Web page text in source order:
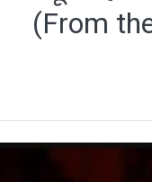
(From